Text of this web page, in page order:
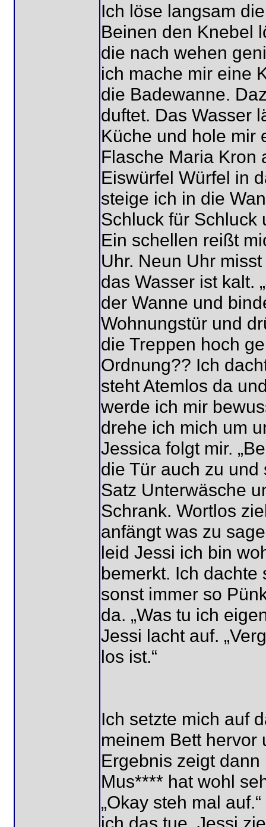
Ich löse langsam
Beinen den Knebel
die nach wehen
ich mache mir eine
die Badewanne.
duftet. Das Wasser
Küche und hole mir
Flasche Maria Kron
Eiswürfel Würfel in
steige ich in die
Schluck für Schluck
Ein schellen reißt
Uhr. Neun Uhr
das Wasser ist kalt.
der Wanne und
Wohnungstür und
die Treppen hoch
Ordnung?? Ich
steht Atemlos da
werde ich mir
drehe ich mich um
Jessica folgt mir.
die Tür auch zu
Satz Unterwäsche
Schrank. Wortlos
anfängt was zu
leid Jessi ich bin
bemerkt. Ich
sonst immer so
da. „Was tu ich
Jessi lacht auf.
los ist.“
Ich setzte mich auf
meinem Bett hervor
Ergebnis zeigt
Mus**** hat wohl
„Okay steh mal
ich das tue. Jessi